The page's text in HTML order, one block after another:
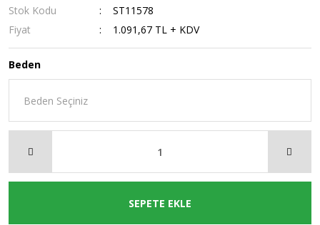
Stok Kodu
ST11578
Fiyat
1.091,67 TL + KDV
Beden
SEPETE EKLE